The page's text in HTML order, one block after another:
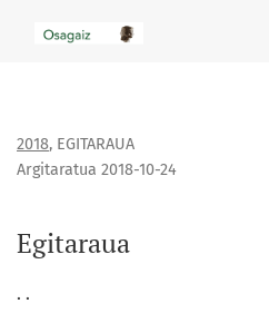
2018, EGITARAUA
Egitaraua
Argitaratua 2018-10-24
. .